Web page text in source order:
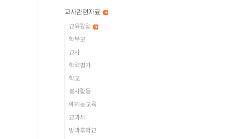
교사관련자료
교육칼럼
학부모
교사
학력평가
학교
봉사활동
예체능교육
교과서
방과후학교